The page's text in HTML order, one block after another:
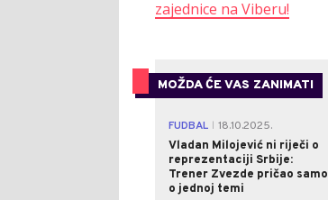
zajednice na Viberu!
MOŽDA ĆE VAS ZANIMATI
FUDBAL
18.10.2025.
Vladan Milojević ni riječi o
reprezentaciji Srbije:
Trener Zvezde pričao samo
o jednoj temi